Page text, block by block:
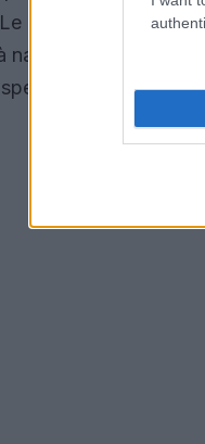
righe, in questo
naturali come miele
che